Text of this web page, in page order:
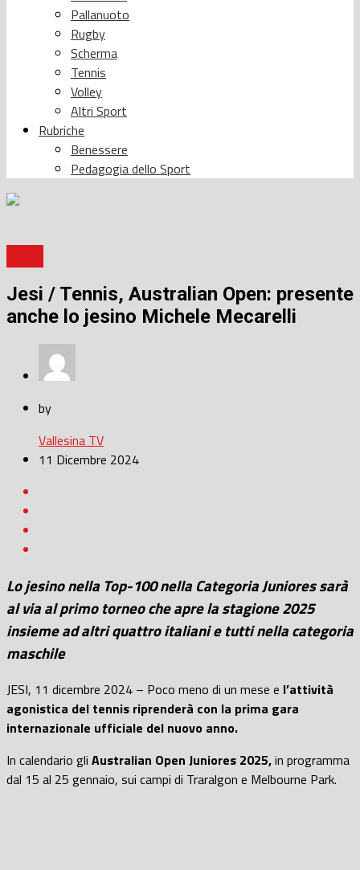
Pallanuoto
Rugby
Scherma
Tennis
Volley
Altri Sport
Rubriche
Benessere
Pedagogia dello Sport
Jesi / Tennis, Australian Open: presente
anche lo jesino Michele Mecarelli
by
Vallesina TV
11 Dicembre 2024
Lo jesino nella Top-100 nella Categoria Juniores sarà
al via al primo torneo che apre la stagione 2025
insieme ad altri quattro italiani e tutti nella categoria
maschile
JESI, 11 dicembre 2024 – Poco meno di un mese e l’attività
agonistica del tennis riprenderà con la prima gara
internazionale ufficiale del nuovo anno.
In calendario gli Australian Open Juniores 2025,in programma
dal 15 al 25 gennaio, sui campi di Traralgon e Melbourne Park.